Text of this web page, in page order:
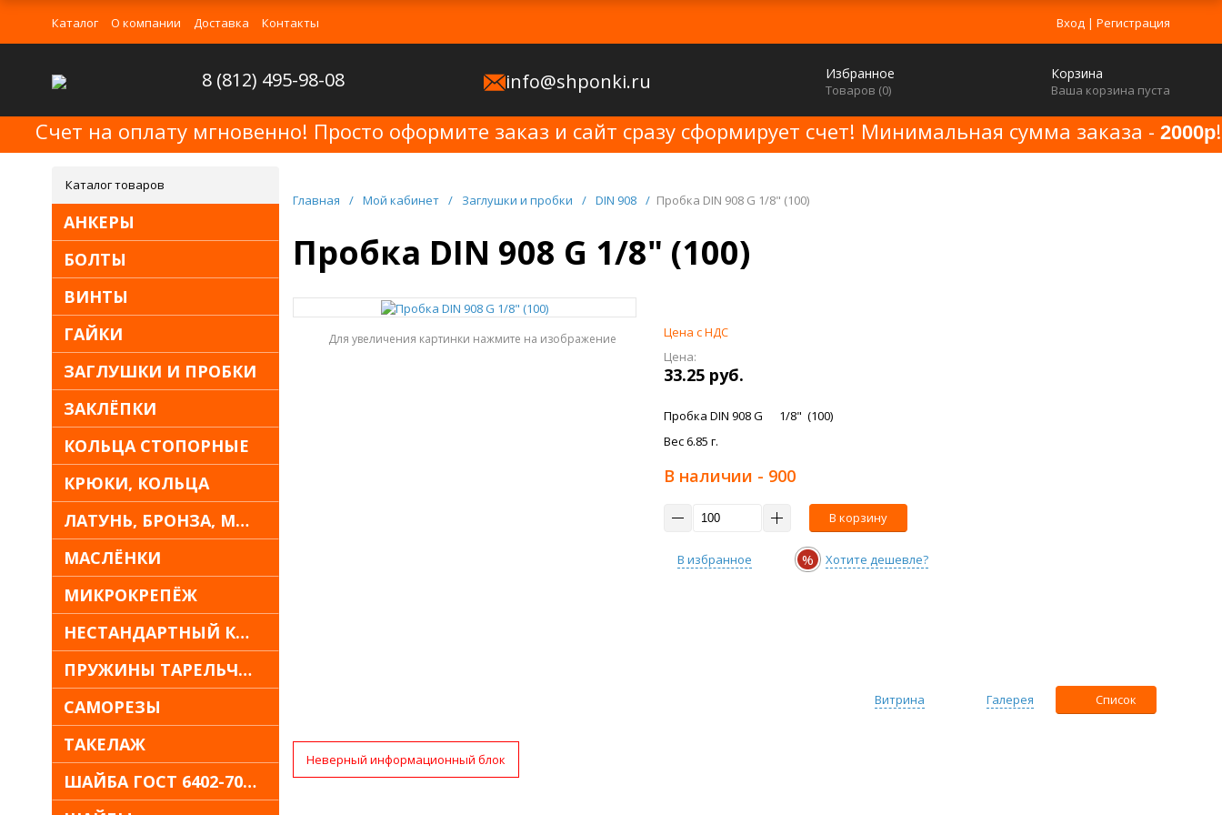
Вход | Регистрация
Каталог О компании Доставка Контакты
8 (812) 495-98-08 info@shponki.ru Избранное
Товаров (0)
Корзина
Ваша корзина пуста
Счет на оплату мгновенно! Просто оформите заказ и сайт сразу сформирует счет! Минимальная сумма заказа - 2000р!
Каталог товаров
АНКЕРЫ
БОЛТЫ
ВИНТЫ
ГАЙКИ
ЗАГЛУШКИ И ПРОБКИ
ЗАКЛЁПКИ
КОЛЬЦА СТОПОРНЫЕ
КРЮКИ, КОЛЬЦА
ЛАТУНЬ, БРОНЗА, МЕДЬ
МАСЛЁНКИ
МИКРОКРЕПЁЖ
НЕСТАНДАРТНЫЙ КРЕПЁЖ
ПРУЖИНЫ ТАРЕЛЬЧАТЫЕ
САМОРЕЗЫ
ТАКЕЛАЖ
ШАЙБА ГОСТ 6402-70 30Х13
Главная / Мой кабинет / Заглушки и пробки / DIN 908 / Пробка DIN 908 G 1/8" (100)
Пробка DIN 908 G 1/8" (100)
Для увеличения картинки нажмите на изображение
Цена с НДС
Цена:
33.25 руб.
Пробка DIN 908 G 1/8" (100)
Вес 6.85 г.
В наличии - 900
В корзину
В избранное % Хотите дешевле?
Список
Галерея
Витрина
Неверный информационный блок